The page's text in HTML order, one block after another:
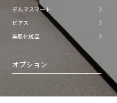
デルマスマート
ピアス
美肌化粧品
オプション